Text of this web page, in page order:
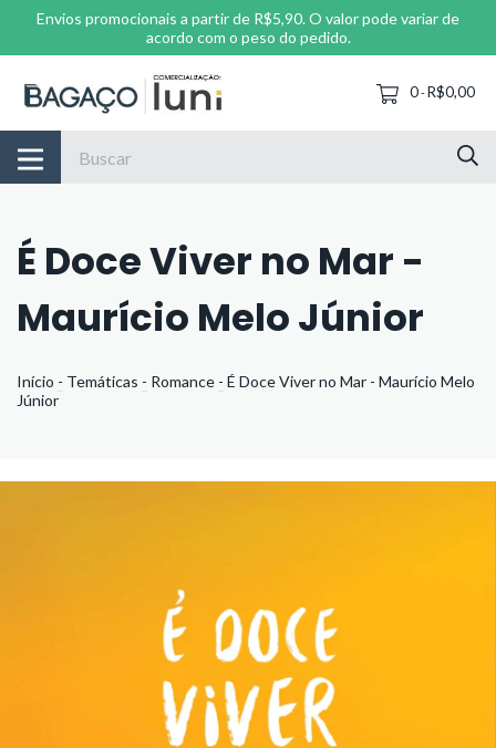
Envios promocionais a partir de R$5,90. O valor pode variar de
acordo com o peso do pedido.
0-R$0,00
É Doce Viver no Mar -
Maurício Melo Júnior
Início - Temáticas - Romance - É Doce Viver no Mar - Maurício Melo
Júnior